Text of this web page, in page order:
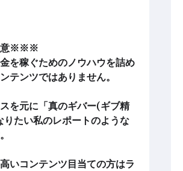
※※※
を稼ぐためのノウハウを詰め
テンツではありません。
を元に「真のギバー(ギブ精
りたい私のレポートのような
いコンテンツ目当ての方はラ